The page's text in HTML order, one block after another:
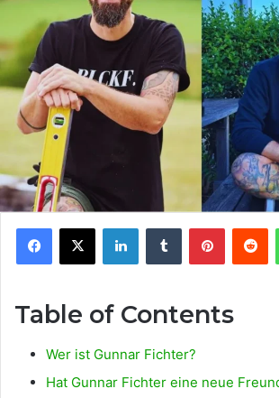
Facebook
X LinkedInTumblr Pinterest
Table of Contents
Wer ist Gunnar Fichter?
Hat Gunnar Fichter eine neue